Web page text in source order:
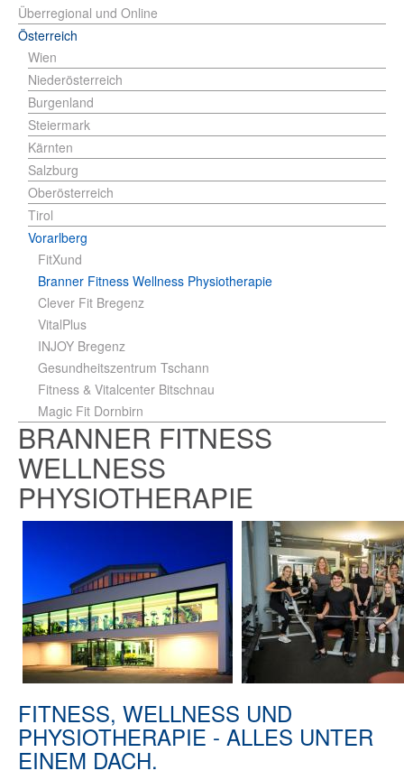
Überregional und Online
Österreich
Wien
Niederösterreich
Burgenland
Steiermark
Kärnten
Salzburg
Oberösterreich
Tirol
Vorarlberg
FitXund
Branner Fitness Wellness Physiotherapie
Clever Fit Bregenz
VitalPlus
INJOY Bregenz
Gesundheitszentrum Tschann
Fitness & Vitalcenter Bitschnau
Magic Fit Dornbirn
BRANNER FITNESS
WELLNESS
PHYSIOTHERAPIE
FITNESS, WELLNESS UND
PHYSIOTHERAPIE - ALLES UNTER
EINEM DACH.